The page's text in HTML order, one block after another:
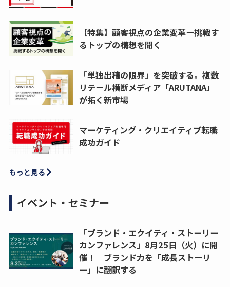
【特集】顧客視点の企業変革ー挑戦す
るトップの構想を聞く
「単独出稿の限界」を突破する。複数
リテール横断メディア「ARUTANA」
が拓く新市場
マーケティング・クリエイティブ転職
成功ガイド
もっと見る
イベント・セミナー
「ブランド・エクイティ・ストーリー
カンファレンス」8月25日（火）に開
催！ ブランド力を「成長ストーリ
ー」に翻訳する